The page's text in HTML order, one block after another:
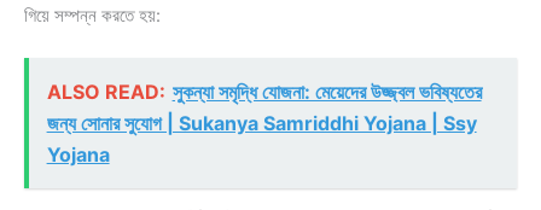
গিয়ে সম্পন্ন করতে হয়:
ALSO READ: সুকন্যা সমৃদ্ধি যোজনা: মেয়েদের উজ্জ্বল ভবিষ্যতের
জন্য সোনার সুযোগ | Sukanya Samriddhi Yojana | Ssy
Yojana